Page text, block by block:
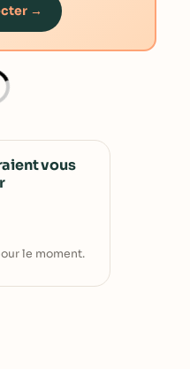
→
vous
le moment.